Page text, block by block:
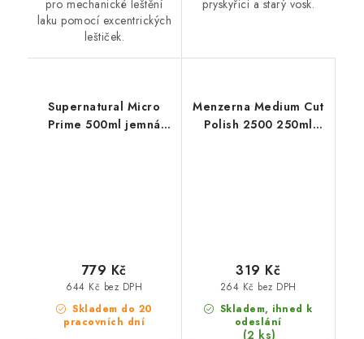
pro mechanické leštění
laku pomocí excentrických
leštiček.
pryskyřici a starý vosk.
Supernatural Micro
Prime 500ml jemná
Skladem do 20
pracovních dní
644 Kč bez DPH
779 Kč
Menzerna Medium Cut
Polish 2500 250ml
Skladem, ihned k
odeslání
(2 ks)
264 Kč bez DPH
319 Kč